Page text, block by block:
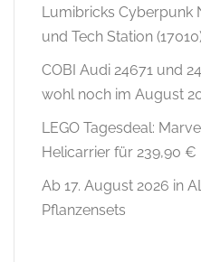
Lumibricks Cyberpunk
und Tech Station
COBI Audi 24671 und
wohl noch im August
LEGO Tagesdeal:
Helicarrier für 239,90 €
Ab 17. August 2026 in
Pflanzensets